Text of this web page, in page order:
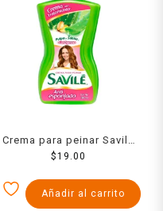
Crema para peinar Savilé
anti esponjado con pulpa
ml
$19.00
Añadir al carrito